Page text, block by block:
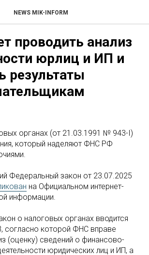
NEWS MIK-INFORM
проводить анализ
юрлиц и ИП и
результаты
органах (от 21.03.1991 № 943-I)
который наделяют ФНС РФ
Федеральный закон от 23.07.2025
на Официальном интернет-
информации.
о налоговых органах вводится
согласно которой ФНС вправе
(оценку) сведений о финансово-
юридических лиц и ИП, а